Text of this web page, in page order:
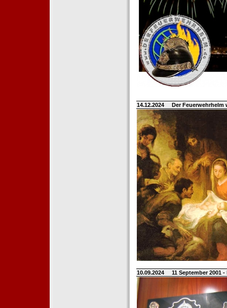
14.12.2024 Der
10.09.2024 11 September 2001